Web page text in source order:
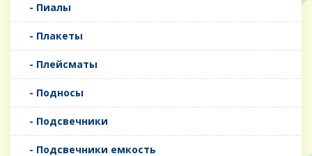
- Пиалы
- Плакеты
- Плейсматы
- Подносы
- Подсвечники
- Подсвечники емкость